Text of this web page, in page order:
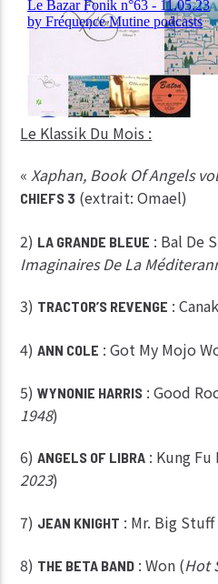
Le Klassik Du Mois :
«Xaphan, Book Of Angels
CHIEFS 3 (extrait: Omael)
2) LA GRANDE BLEUE : Bal De
Imaginaires De La
3) TRACTOR’S REVENGE :
4)ANN COLE : Got My Mojo
5)WYNONIE HARRIS : Good
1948)
6)ANGELS OF LIBRA : Kung Fu
2023)
7) JEAN KNIGHT : Mr. Big Stuff
8) THE BETA BAND : Won (Hot